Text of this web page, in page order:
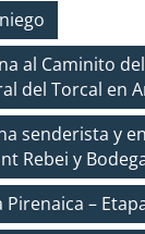
al Caminito
del Torcal en
senderista y
Rebei y
Pirenaica –